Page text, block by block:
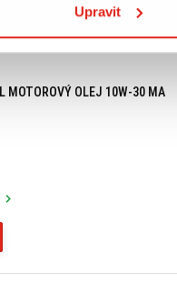
Upravit
MOTOROVÝ OLEJ 10W-30 MA